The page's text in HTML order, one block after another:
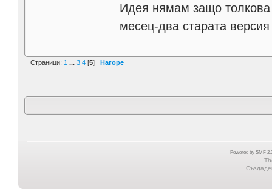
Идея нямам защо толкова
месец-два старата
Страници: 1 ... 3 4 [5] Нагоре
Powered by SMF